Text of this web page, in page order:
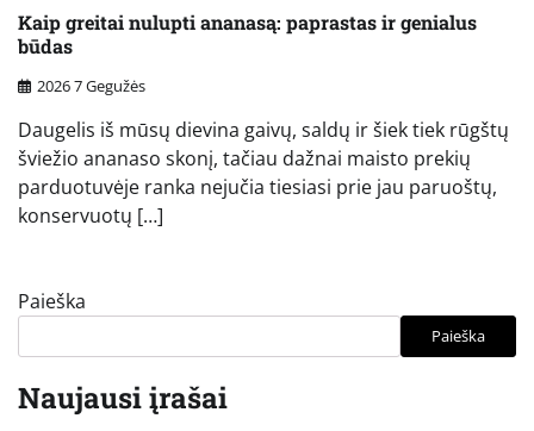
Kaip greitai nulupti ananasą: paprastas ir genialus
būdas
2026 7 Gegužės
Daugelis iš mūsų dievina gaivų, saldų ir šiek tiek rūgštų
šviežio ananaso skonį, tačiau dažnai maisto prekių
parduotuvėje ranka nejučia tiesiasi prie jau paruoštų,
konservuotų […]
Paieška
Paieška
Naujausi įrašai